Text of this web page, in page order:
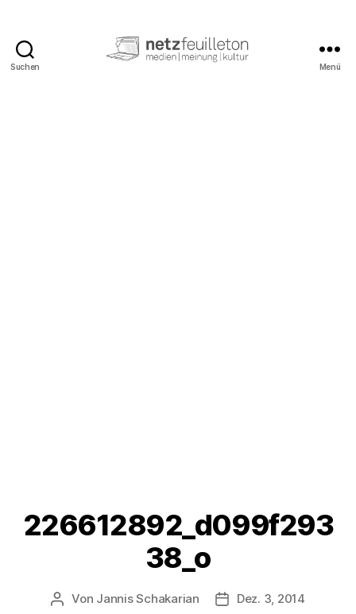
Suchen Menü
226612892_d099f293
38_o
Beitragsautor
Von Jannis Schakarian
Dez. 3, 2014